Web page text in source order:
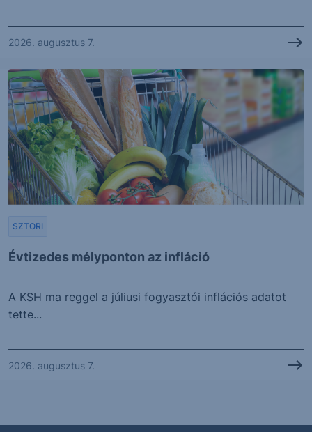
2026. augusztus 7.
Évtizedes mélyponton az infláció
SZTORI
A KSH ma reggel a júliusi fogyasztói inflációs adatot
tette...
2026. augusztus 7.